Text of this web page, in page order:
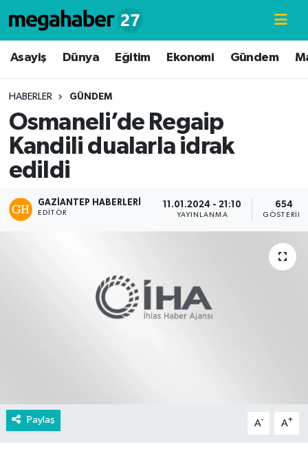
Asayiş Dünya Eğitim Ekonomi Gündem
HABERLER GÜNDEM
Osmaneli’de Regaip
Kandili dualarla idrak
edildi
GAZIANTEP HABERLERI
EDITÖR
11.01.2024 - 21:10
YAYINLANMA
654
GÖSTERIM
Paylaş A- A+
Hava Durumu
Süper Lig Puan Durumu ve Fikstür
Tüm Manşetler